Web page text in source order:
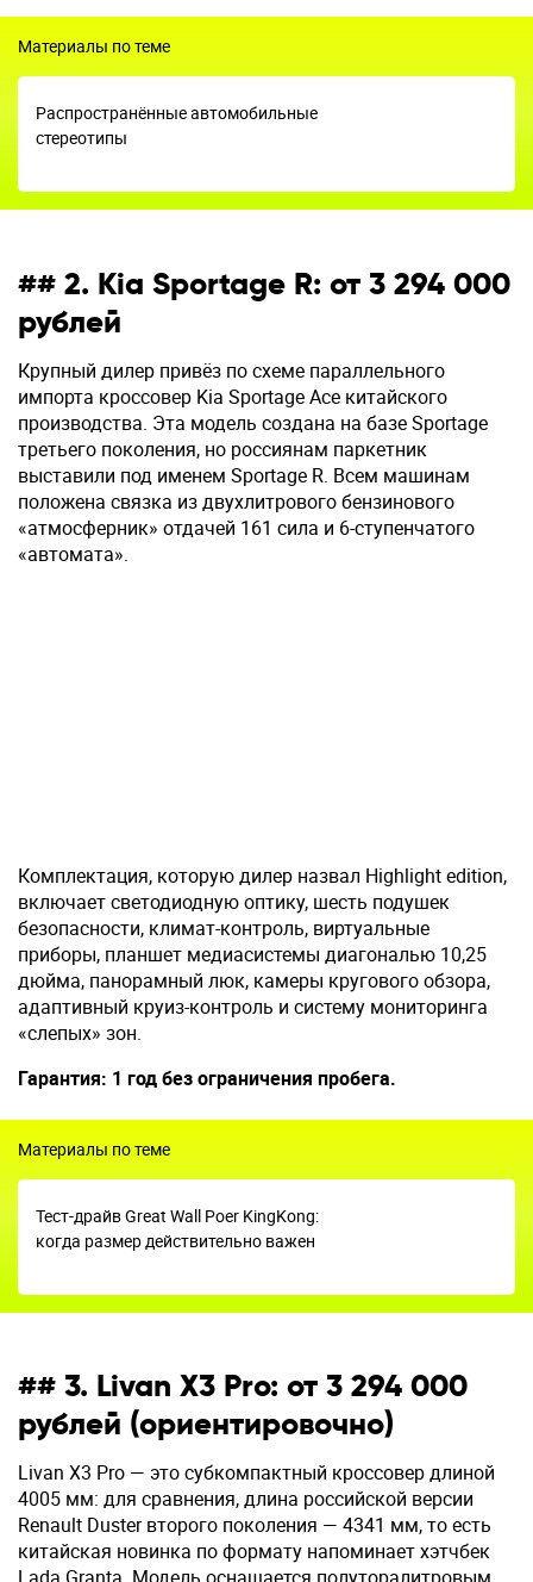
Материалы по теме
Распространённые автомобильные
стереотипы
## 2. Kia Sportage R: от 3 294 000
рублей
Крупный дилер привёз по схеме параллельного
импорта кроссовер Kia Sportage Ace китайского
производства. Эта модель создана на базе Sportage
третьего поколения, но россиянам паркетник
выставили под именем Sportage R. Всем машинам
положена связка из двухлитрового бензинового
«атмосферник» отдачей 161 сила и 6-ступенчатого
«автомата».
Комплектация, которую дилер назвал Highlight edition,
включает светодиодную оптику, шесть подушек
безопасности, климат-контроль, виртуальные
приборы, планшет медиасистемы диагональю 10,25
дюйма, панорамный люк, камеры кругового обзора,
адаптивный круиз-контроль и систему мониторинга
«слепых» зон.
Гарантия: 1 год без ограничения пробега.
Материалы по теме
Тест-драйв Great Wall Poer KingKong:
когда размер действительно важен
## 3. Livan X3 Pro: от 3 294 000
рублей (ориентировочно)
Livan X3 Pro — это субкомпактный кроссовер длиной
4005 мм: для сравнения, длина российской версии
Renault Duster второго поколения — 4341 мм, то есть
китайская новинка по формату напоминает хэтчбек